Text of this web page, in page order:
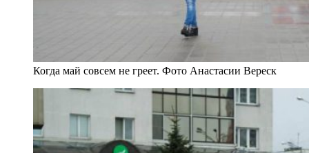
Когда май совсем не греет. Фото Анастасии Вереск